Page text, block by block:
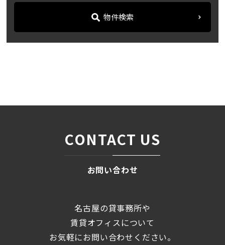
物件検索
CONTACT US
お問い合わせ
名古屋の貸事務所や
賃貸オフィスについて
お気軽にお問い合わせください。